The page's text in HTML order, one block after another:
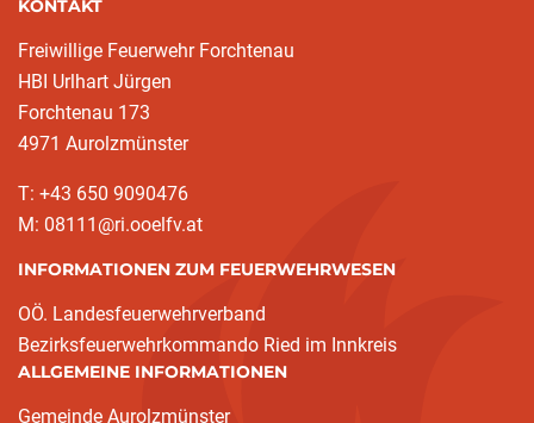
KONTAKT
Freiwillige Feuerwehr Forchtenau
HBI Urlhart Jürgen
Forchtenau 173
4971 Aurolzmünster
T: +43 650 9090476
M: 08111@ri.ooelfv.at
INFORMATIONEN ZUM FEUERWEHRWESEN
OÖ. Landesfeuerwehrverband
Bezirksfeuerwehrkommando Ried im Innkreis
ALLGEMEINE INFORMATIONEN
Gemeinde Aurolzmünster